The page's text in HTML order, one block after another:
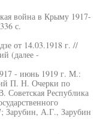
война в Крыму 1917-
с.
от 14.03.1918 г. //
(далее -
- июнь 1919 г. М.:
П. Н. Очерки по
Республика
Зарубин, А.Г., Зарубин